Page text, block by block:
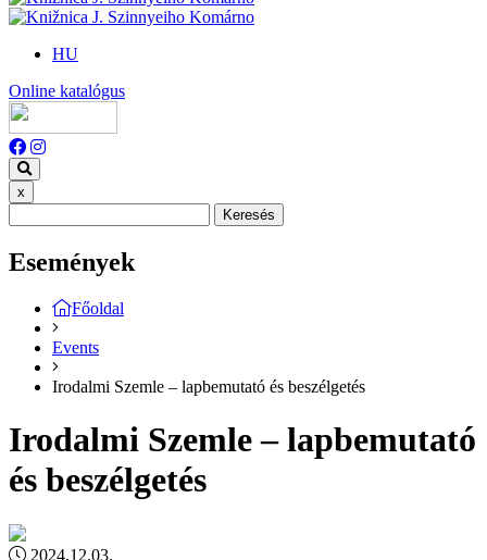
HU
Online katalógus
x
Keresés
Események
Főoldal
Events
Irodalmi Szemle – lapbemutató és beszélgetés
Irodalmi Szemle – lapbemutató
és beszélgetés
2024.12.03.